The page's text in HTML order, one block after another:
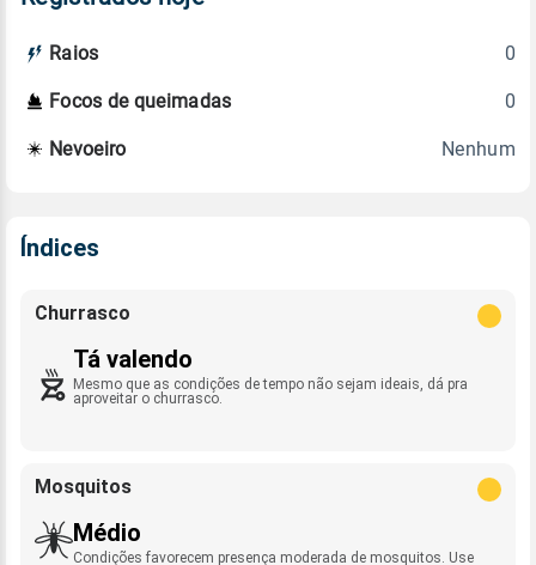
Raios 0
Focos de queimadas 0
Nevoeiro Nenhum
Índices
Churrasco
Tá valendo
Mesmo que as condições de tempo não sejam ideais, dá pra
aproveitar o churrasco.
Mosquitos
Médio
Condições favorecem presença moderada de mosquitos. Use